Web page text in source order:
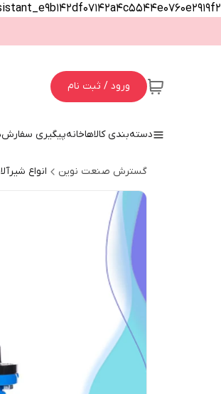
ورود / ثبت نام
دسته‌بندی کالاهاخانهپیگیری سفارش
گسترش صنعت نوین انواع